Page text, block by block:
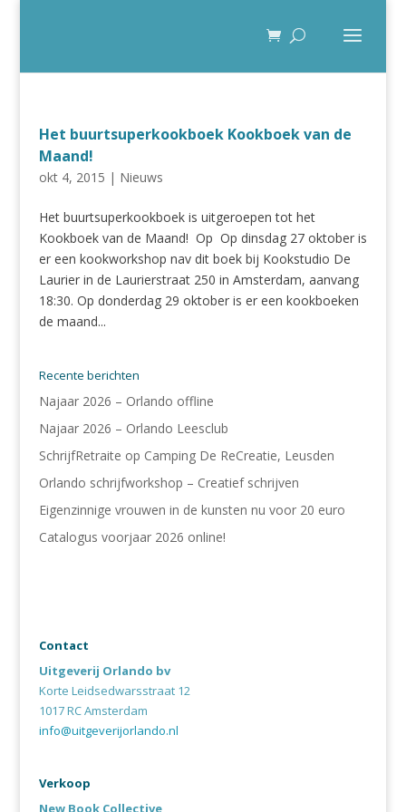
Het buurtsuperkookboek Kookboek van de
Maand!
okt 4, 2015 | Nieuws
Het buurtsuperkookboek is uitgeroepen tot het
Kookboek van de Maand! Op Op dinsdag 27 oktober is
er een kookworkshop nav dit boek bij Kookstudio De
Laurier in de Laurierstraat 250 in Amsterdam, aanvang
18:30. Op donderdag 29 oktober is er een kookboeken
de maand...
Recente berichten
Najaar 2026 – Orlando offline
Najaar 2026 – Orlando Leesclub
SchrijfRetraite op Camping De ReCreatie, Leusden
Orlando schrijfworkshop – Creatief schrijven
Eigenzinnige vrouwen in de kunsten nu voor 20 euro
Catalogus voorjaar 2026 online!
Contact
Uitgeverij Orlando bv
Korte Leidsedwarsstraat 12
1017 RC Amsterdam
info@uitgeverijorlando.nl
Verkoop
New Book Collective